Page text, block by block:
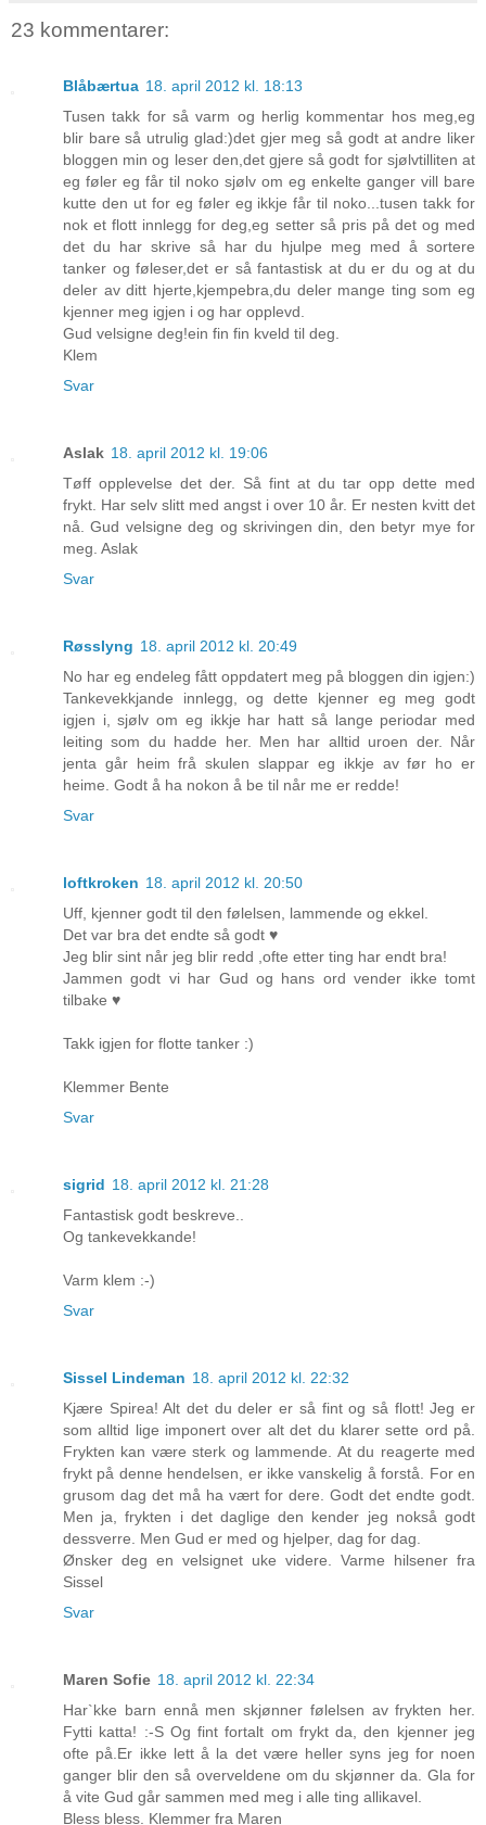
23 kommentarer:
Blåbærtua 18. april 2012 kl. 18:13
Tusen takk for så varm og herlig kommentar hos meg,eg
blir bare så utrulig glad:)det gjer meg så godt at andre liker
bloggen min og leser den,det gjere så godt for sjølvtilliten at
eg føler eg får til noko sjølv om eg enkelte ganger vill bare
kutte den ut for eg føler eg ikkje får til noko...tusen takk for
nok et flott innlegg for deg,eg setter så pris på det og med
det du har skrive så har du hjulpe meg med å sortere
tanker og føleser,det er så fantastisk at du er du og at du
deler av ditt hjerte,kjempebra,du deler mange ting som eg
kjenner meg igjen i og har opplevd.
Gud velsigne deg!ein fin fin kveld til deg.
Klem
Svar
Aslak 18. april 2012 kl. 19:06
Tøff opplevelse det der. Så fint at du tar opp dette med
frykt. Har selv slitt med angst i over 10 år. Er nesten kvitt det
nå. Gud velsigne deg og skrivingen din, den betyr mye for
meg. Aslak
Svar
Røsslyng 18. april 2012 kl. 20:49
No har eg endeleg fått oppdatert meg på bloggen din igjen:)
Tankevekkjande innlegg, og dette kjenner eg meg godt
igjen i, sjølv om eg ikkje har hatt så lange periodar med
leiting som du hadde her. Men har alltid uroen der. Når
jenta går heim frå skulen slappar eg ikkje av før ho er
heime. Godt å ha nokon å be til når me er redde!
Svar
loftkroken 18. april 2012 kl. 20:50
Uff, kjenner godt til den følelsen, lammende og ekkel.
Det var bra det endte så godt ♥
Jeg blir sint når jeg blir redd ,ofte etter ting har endt bra!
Jammen godt vi har Gud og hans ord vender ikke tomt
tilbake ♥
Takk igjen for flotte tanker :)
Klemmer Bente
Svar
sigrid 18. april 2012 kl. 21:28
Fantastisk godt beskreve..
Og tankevekkande!
Varm klem :-)
Svar
Sissel Lindeman 18. april 2012 kl. 22:32
Kjære Spirea! Alt det du deler er så fint og så flott! Jeg er
som alltid lige imponert over alt det du klarer sette ord på.
Frykten kan være sterk og lammende. At du reagerte med
frykt på denne hendelsen, er ikke vanskelig å forstå. For en
grusom dag det må ha vært for dere. Godt det endte godt.
Men ja, frykten i det daglige den kender jeg nokså godt
dessverre. Men Gud er med og hjelper, dag for dag.
Ønsker deg en velsignet uke videre. Varme hilsener fra
Sissel
Svar
Maren Sofie 18. april 2012 kl. 22:34
Har`kke barn ennå men skjønner følelsen av frykten her.
Fytti katta! :-S Og fint fortalt om frykt da, den kjenner jeg
ofte på.Er ikke lett å la det være heller syns jeg for noen
ganger blir den så overveldene om du skjønner da. Gla for
å vite Gud går sammen med meg i alle ting allikavel.
Bless bless. Klemmer fra Maren